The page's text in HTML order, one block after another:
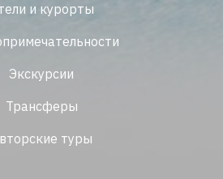
и курорты
Экскурсии
Трансферы
туры